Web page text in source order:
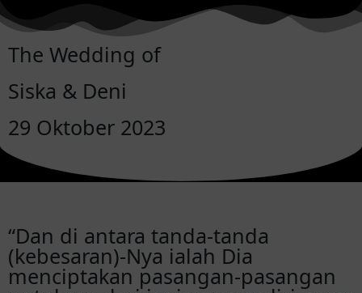
The Wedding of
Siska & Deni
29 Oktober 2023
“Dan di antara tanda-tanda
(kebesaran)-Nya ialah Dia
menciptakan pasangan-pasangan